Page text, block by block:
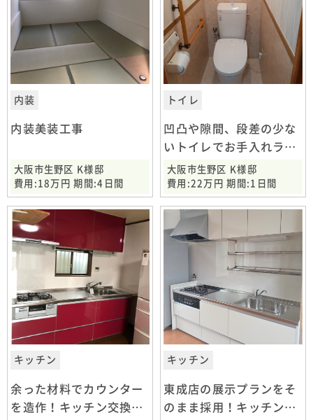
内装
内装美装工事
大阪市生野区 K様邸
費用:18万円 期間:4日間
トイレ
凹凸や隙間、段差の少な
いトイレでお手入れラク
ラク♪
大阪市生野区 K様邸
費用:22万円 期間:1日間
キッチン
余った材料でカウンター
を造作！キッチン交換工
キッチン
東成店の展示プランをそ
のまま採用！キッチン交